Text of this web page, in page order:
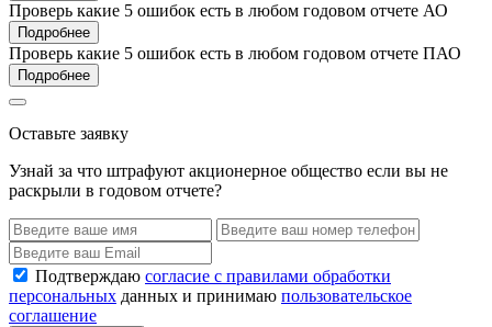
Проверь какие 5 ошибок есть в любом годовом отчете АО
Подробнее
Проверь какие 5 ошибок есть в любом годовом отчете ПАО
Подробнее
Оставьте заявку
Узнай за что штрафуют акционерное общество если вы не
раскрыли в годовом отчете?
Подтверждаю согласие с правилами обработки
персональных данных и принимаю пользовательское
соглашение